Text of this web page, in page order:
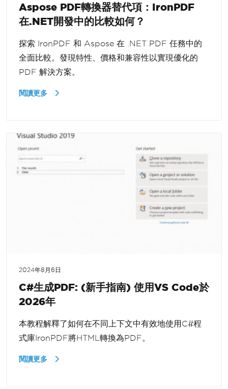
Aspose PDF轉換器替代項：IronPDF
在.NET開發中的比較如何？
探索 IronPDF 和 Aspose 在 .NET PDF 任務中的
全面比較。發現特性、價格和兼容性以實現優化的
PDF 解決方案。
閱讀更多
2024年8月6日
C#生成PDF: (新手指南) 使用VS Code於
2026年
本教程解釋了如何在不同上下文中有效地使用C#程
式庫IronPDF將HTML轉換為PDF。
閱讀更多